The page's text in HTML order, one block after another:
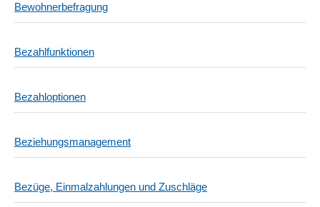
Bewohnerbefragung
Bezahlfunktionen
Bezahloptionen
Beziehungsmanagement
Bezüge, Einmalzahlungen und Zuschläge